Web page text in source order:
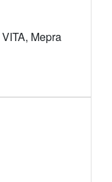
Mepra